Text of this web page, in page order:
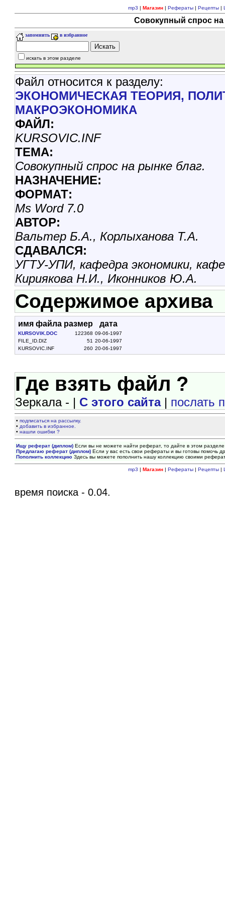
mp3 | Магазин| Рефераты| Рецепты|
Совокупный спрос на
запомнить в избранное
искать в этом разделе
Файл относится к разделу:
ЭКОНОМИЧЕСКАЯ ТЕОРИЯ,
МАКРОЭКОНОМИКА
ФАЙЛ:
KURSOVIC.INF
ТЕМА:
Совокупный спрос на рынке благ.
НАЗНАЧЕНИЕ:
ФОРМАТ:
Ms Word 7.0
АВТОР:
Вальтер Б.А., Корлыханова Т.А.
СДАВАЛСЯ:
УГТУ-УПИ, кафедра экономики,
Кириякова Н.И., Иконников Ю.А.
Содержимое архива
имя файла размер дата
KURSOVIK.DOC 122368 09-06-1997
FILE_ID.DIZ
51 20-06-1997
KURSOVIC.INF
260 20-06-1997
Где взять файл ?
Зеркала - | С этого сайта| послать
•подписаться на рассылку.
• добавить в избранное.
•нашли ошибки ?
Ищу реферат (диплом) Если вы не можете найти реферат, то дайте в этом
Предлагаю реферат (диплом) Если у вас есть свои рефераты и вы готовы помочь
Пополнить коллекцию Здесь вы можете пополнить нашу коллекцию своими
mp3 | Магазин| Рефераты| Рецепты|
время поиска - 0.04.